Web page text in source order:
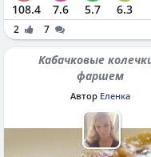
108.4 7.6 5.7 6.3
2 7
Кабачковые колечки с
фаршем
Автор Еленка